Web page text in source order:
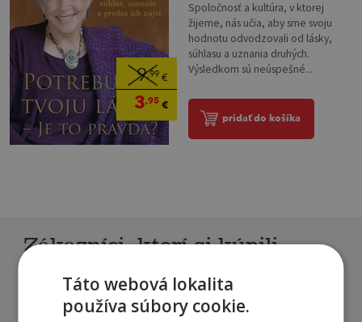
9,99 €
3,95 €
Spoločnosť a kultúra, v ktorej
žijeme, nás učia, aby sme svoju
hodnotu odvodzovali od lásky,
súhlasu a uznania druhých.
Výsledkom sú neúspešné...
pridať do košíka
Zákazníci, ktorí si kúpili
Táto webová lokalita
používa súbory cookie.